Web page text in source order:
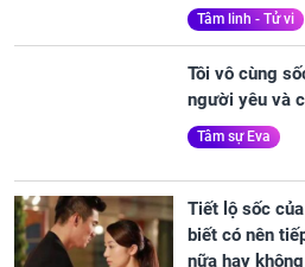
Tâm linh - Tử vi
Tôi vô cùng
người yêu và
Tâm sự Eva
Tiết lộ sốc
biết có nên